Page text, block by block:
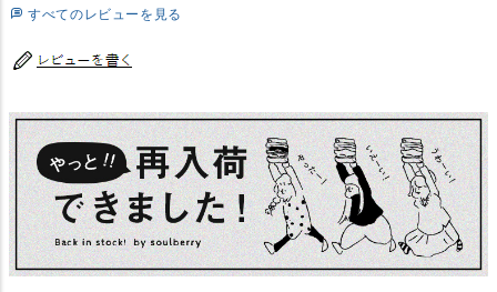
すべてのレビューを見る